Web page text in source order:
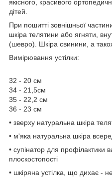
якісного, красивого
дітей.
При пошитті зовнішньої
шкіра телятини або ягняти,
(шевро). Шкіра свинини, а
Вимірювання устілки:
32 - 20 см
34 - 21,5см
35 - 22,2 см
36 - 23 см
• зверху натуральна шкіра
• м'яка натуральна шкіра
• супінатор для профілактики
плоскостопості
• шкіряна устілка, що дихає -